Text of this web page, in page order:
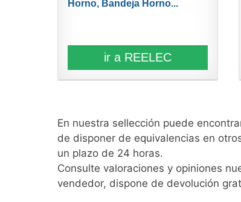
Horno, Bandeja Horno...
ir a REELEC
En nuestra sellección puede
de disponer de equivalencias en
un plazo de 24 horas.
Consulte valoraciones y opiniones
vendedor, dispone de devolución